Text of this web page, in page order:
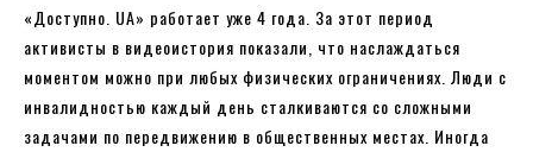
«Доступно. UA» работает уже 4 года. За этот период
активисты в видеоистория показали, что наслаждаться
моментом можно при любых физических ограничениях. Люди с
инвалидностью каждый день сталкиваются со сложными
задачами по передвижению в общественных местах. Иногда